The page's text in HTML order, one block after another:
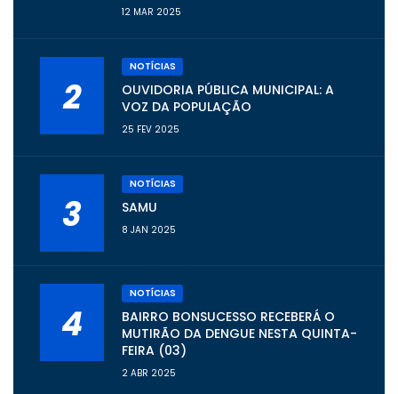
12 MAR 2025
2
NOTÍCIAS
OUVIDORIA PÚBLICA MUNICIPAL: A
VOZ DA POPULAÇÃO
25 FEV 2025
3
NOTÍCIAS
SAMU
8 JAN 2025
4
NOTÍCIAS
BAIRRO BONSUCESSO RECEBERÁ O
MUTIRÃO DA DENGUE NESTA QUINTA-
FEIRA (03)
2 ABR 2025